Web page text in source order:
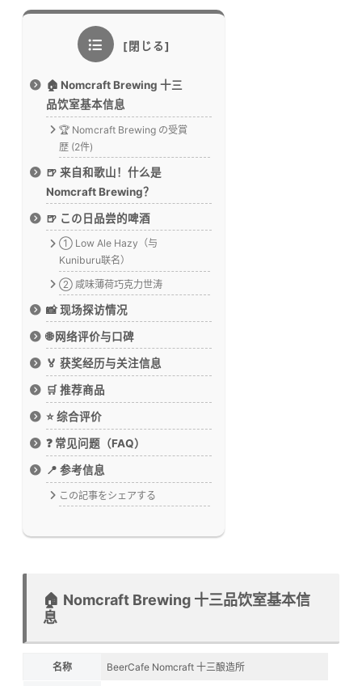
🏠 Nomcraft Brewing 十三
品饮室基本信息
🏆 Nomcraft Brewing の受賞
歴 (2件)
🍺 来自和歌山！什么是
Nomcraft Brewing？
🍺 この日品尝的啤酒
① Low Ale Hazy（与
Kuniburu联名）
② 咸味薄荷巧克力世涛
📸 现场探访情况
🌐 网络评价与口碑
🏅 获奖经历与关注信息
🛒 推荐商品
⭐ 综合评价
❓ 常见问题（FAQ）
📍 参考信息
この記事をシェアする
🏠 Nomcraft Brewing 十三品饮室基本信
息
名称 BeerCafe Nomcraft 十三酿造所